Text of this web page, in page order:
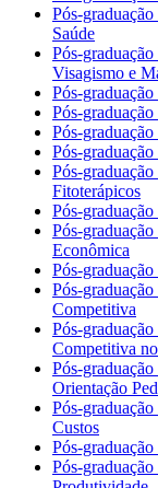
Pós-
Saúde
Pós-
Visagismo e
Pós-
Pós-
Pós-
Pós-
Pós-
Fitoterápicos
Pós-
Pós-
Econômica
Pós-
Pós-
Competitiva
Pós-
Competitiva
Pós-
Orientação
Pós-
Custos
Pós-
Pós-